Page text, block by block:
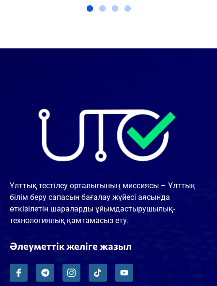
Ұлттық тестілеу орталығының миссиясы – Ұлттық
білім беру сапасын бағалау жүйесі аясында
өткізілетін шараларды ұйымдастырушылық-
технологиялық қамтамасыз ету.
Әлеуметтік желіге жазыл